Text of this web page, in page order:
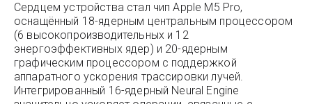
Сердцем устройства стал чип Apple M5 Pro,
оснащённый 18-ядерным центральным процессором
(6 высокопроизводительных и 12
энергоэффективных ядер) и 20-ядерным
графическим процессором с поддержкой
аппаратного ускорения трассировки лучей.
Интегрированный 16-ядерный Neural Engine